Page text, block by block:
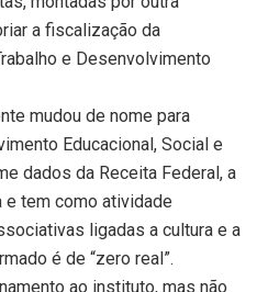
a fiscalização da
e Desenvolvimento
mudou de nome para
Educacional, Social e
dados da Receita Federal, a
e tem como atividade
ligadas a cultura e a
é de “zero real”.
ao instituto, mas não